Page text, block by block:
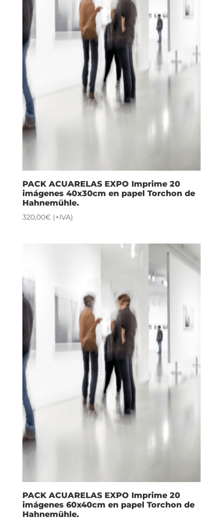
PACK ACUARELAS EXPO Imprime 20
imágenes 40x30cm en papel Torchon de
Hahnemühle.
320,00€ (+IVA)
PACK ACUARELAS EXPO Imprime 20
imágenes 60x40cm en papel Torchon de
Hahnemühle.